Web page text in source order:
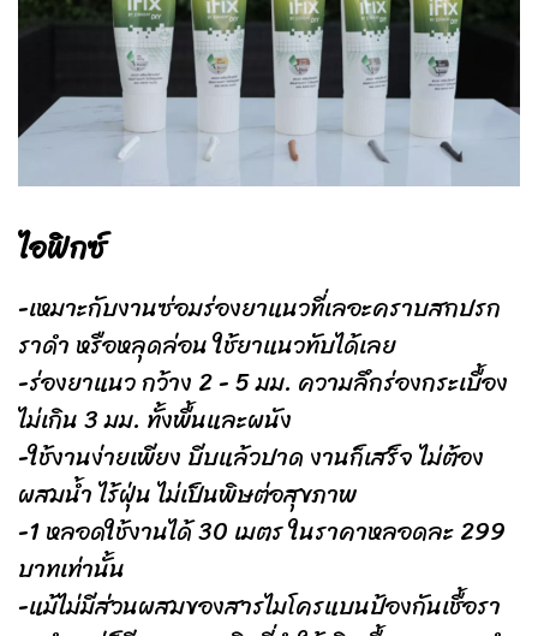
ไอฟิกซ์
-เหมาะกับงานซ่อมร่องยาแนวที่เลอะคราบสกปรก
ราดำ หรือหลุดล่อน ใช้ยาแนวทับได้เลย
-ร่องยาแนว กว้าง 2 - 5 มม. ความลึกร่องกระเบื้อง
ไม่เกิน 3 มม. ทั้งพื้นและผนัง
-ใช้งานง่ายเพียง บีบแล้วปาด งานก็เสร็จ ไม่ต้อง
ผสมน้ำ ไร้ฝุ่น ไม่เป็นพิษต่อสุขภาพ
-1 หลอดใช้งานได้ 30 เมตร ในราคาหลอดละ 299
บาทเท่านั้น
-แม้ไม่มีส่วนผสมของสารไมโครแบนป้องกันเชื้อรา